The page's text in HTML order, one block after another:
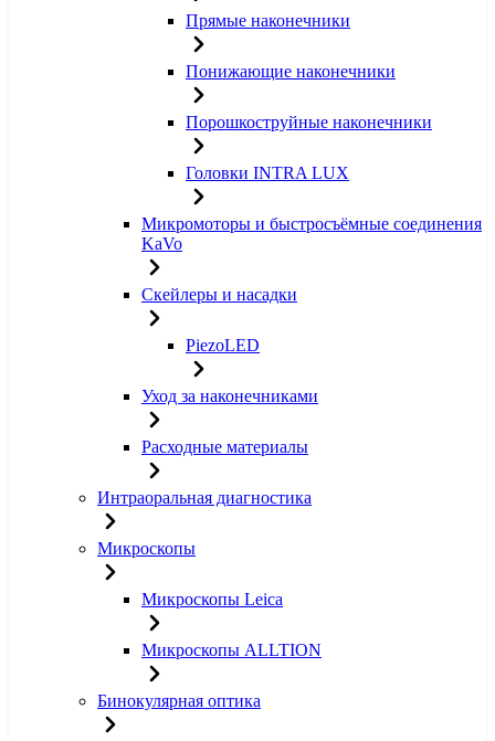
Прямые наконечники
Понижающие наконечники
Порошкоструйные наконечники
Головки INTRA LUX
Микромоторы и быстросъёмные соединения
KaVo
Скейлеры и насадки
PiezoLED
Уход за наконечниками
Расходные материалы
Интраоральная диагностика
Микроскопы
Микроскопы Leica
Микроскопы ALLTION
Бинокулярная оптика